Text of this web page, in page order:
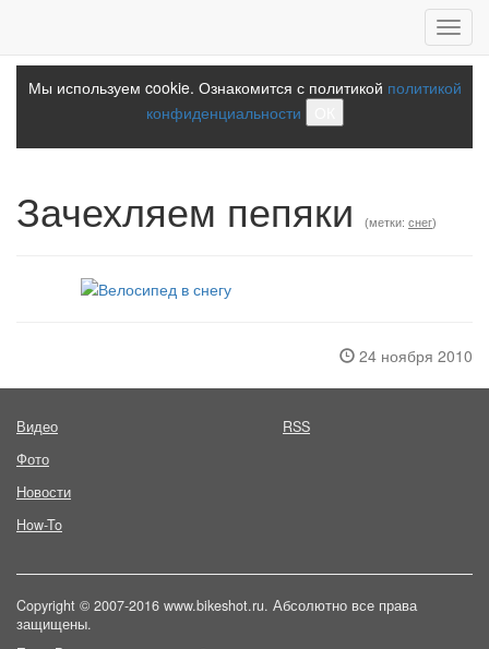
Мы используем cookie. Ознакомится с политикой политикой
конфиденциальности
Зачехляем пепяки (метки: снег)
24 ноября 2010
Видео
Фото
Новости
How-To
RSS
Copyright © 2007-2016 www.bikeshot.ru. Абсолютно все права
защищены.